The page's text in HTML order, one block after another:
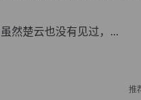
楚云也没有见过，...
推